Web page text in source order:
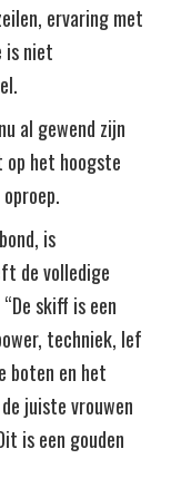
ervaring met
is niet
al gewend zijn
op het hoogste
is
de volledige
skiff is een
techniek, lef
boten en het
juiste vrouwen
is een gouden